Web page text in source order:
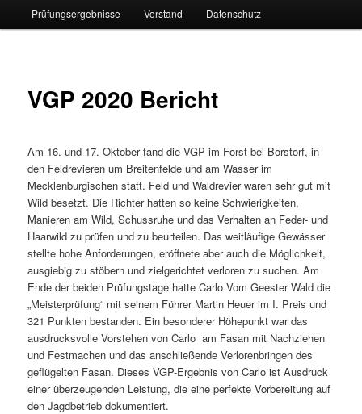
Prüfungsergebnisse Vorstand Datenschutz
VGP 2020 Bericht
Am 16. und 17. Oktober fand die VGP im Forst bei Borstorf, in
den Feldrevieren um Breitenfelde und am Wasser im
Mecklenburgischen statt. Feld und Waldrevier waren sehr gut mit
Wild besetzt. Die Richter hatten so keine Schwierigkeiten,
Manieren am Wild, Schussruhe und das Verhalten an Feder- und
Haarwild zu prüfen und zu beurteilen. Das weitläufige Gewässer
stellte hohe Anforderungen, eröffnete aber auch die Möglichkeit,
ausgiebig zu stöbern und zielgerichtet verloren zu suchen. Am
Ende der beiden Prüfungstage hatte Carlo Vom Geester Wald die
„Meisterprüfung“ mit seinem Führer Martin Heuer im I. Preis und
321 Punkten bestanden. Ein besonderer Höhepunkt war das
ausdrucksvolle Vorstehen von Carlo am Fasan mit Nachziehen
und Festmachen und das anschließende Verlorenbringen des
geflügelten Fasan. Dieses VGP-Ergebnis von Carlo ist Ausdruck
einer überzeugenden Leistung, die eine perfekte Vorbereitung auf
den Jagdbetrieb dokumentiert.